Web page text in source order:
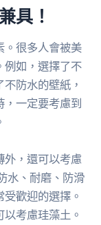
具！
。很多人會被美
例如，選擇了不
防水的壁紙，
一定要考慮到
外，還可以考慮
水、耐磨、防滑
歡迎的選擇。
考慮珪藻土。